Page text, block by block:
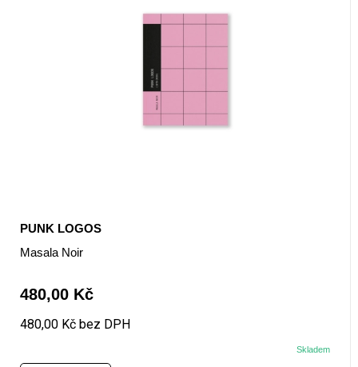
PUNK LOGOS
Masala Noir
480,00 Kč
480,00 Kč bez DPH
Skladem